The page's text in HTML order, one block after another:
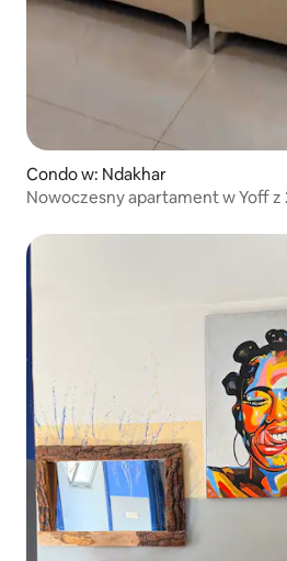
Condo w: Ndakhar
Nowoczesny apartament w Yoff